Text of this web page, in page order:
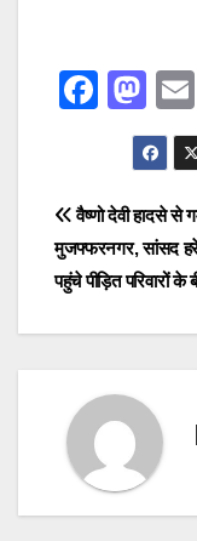
F
e
b
o
o
M
a
st
o
d
o
n
Post
वैष्णो देवी हादसे से
मुजफ्फरनगर, सांसद
पहुंचे पीड़ित परिवारों के